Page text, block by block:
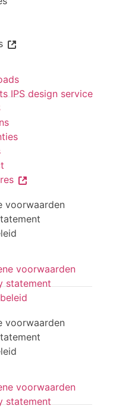
IPS design service
voorwaarden
voorwaarden
statement
voorwaarden
voorwaarden
statement